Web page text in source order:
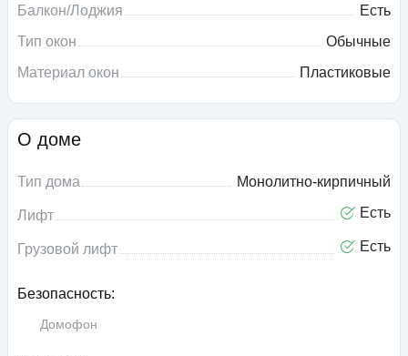
Балкон/Лоджия
Есть
Тип окон
Обычные
Материал окон
Пластиковые
О доме
Тип дома Монолитно-кирпичный
Лифт Есть
Грузовой лифт Есть
Безопасность:
Домофон